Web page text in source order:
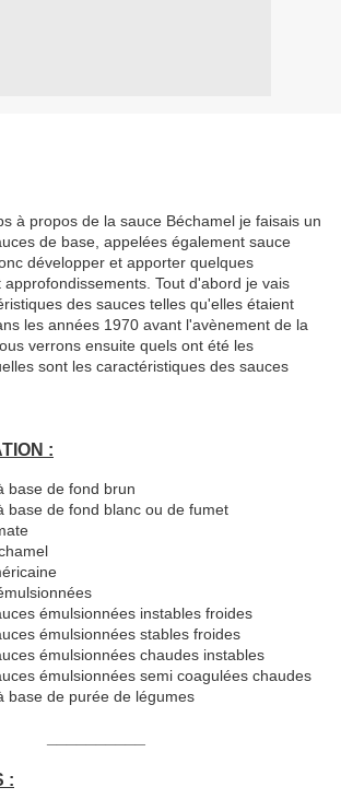
à propos de la sauce Béchamel je faisais un
de base, appelées également sauce
développer et apporter quelques
Tout d'abord je vais
des sauces telles qu'elles étaient
les années 1970 avant l'avènement de la
verrons ensuite quels ont été les
sont les caractéristiques des sauces
:
base de fond brun
base de fond blanc ou de fumet
émulsionnées instables froides
émulsionnées stables froides
émulsionnées chaudes instables
émulsionnées semi coagulées chaudes
base de purée de légumes
: